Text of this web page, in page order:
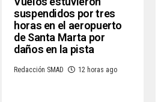
suspendidos por tres
horas en el aeropuerto
de Santa Marta por
daños en la pista
Redacción SMAD 12 horas ago